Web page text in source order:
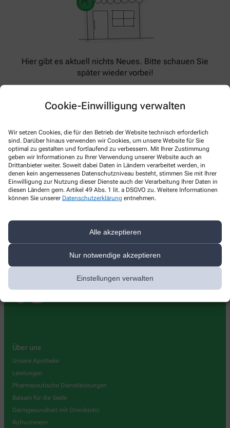
Cookie-Einwilligung verwalten
Wir setzen Cookies, die für den Betrieb der Website technisch erforderlich
sind. Darüber hinaus verwenden wir Cookies, um unsere Website für Sie
optimal zu gestalten und fortlaufend zu verbessern. Mit Ihrer Zustimmung
geben wir Informationen zu Ihrer Verwendung unserer Website auch an
Drittanbieter weiter. Soweit dabei Daten in Ländern verarbeitet werden, in
denen kein angemessenes Datenschutzniveau besteht, stimmen Sie mit Ihrer
Einwilligung zur Nutzung dieser Dienste auch der Verarbeitung Ihrer Daten in
diesen Ländern gem. Artikel 49 Abs. 1 lit. a DSGVO zu. Weitere Informationen
können Sie unserer Datenschutzerklärung entnehmen.
Alle akzeptieren
Nur notwendige akzeptieren
Einstellungen verwalten
Hier gibt es aktuell nichts Neues. Bitte schauen Sie
später wieder vorbei!
Kontakt
+49-2153/730172
elefanten@apoth.de
Über uns
Unsere Apotheke
Leistungen
Pharmazeutische Dienstleistungen
Balsam für die Seele
Darmgesundheit mit Omnibiotic
Rufnummern